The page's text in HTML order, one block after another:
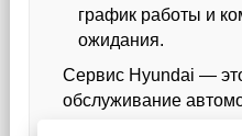
график работы и
ожидания.
Сервис Hyundai —
обслуживание